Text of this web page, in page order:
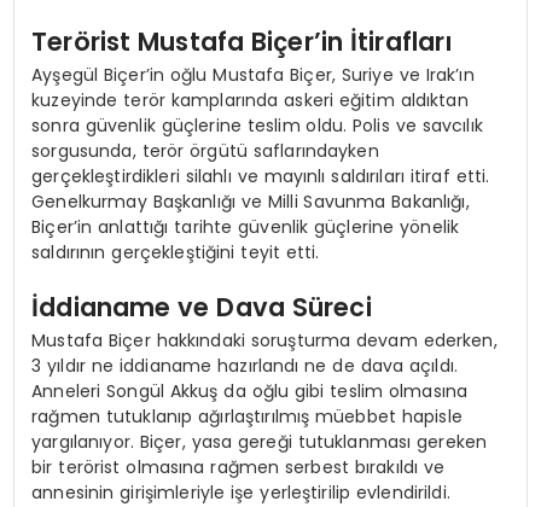
Terörist Mustafa Biçer’in İtirafları
Ayşegül Biçer’in oğlu Mustafa Biçer, Suriye ve Irak’ın
kuzeyinde terör kamplarında askeri eğitim aldıktan
sonra güvenlik güçlerine teslim oldu. Polis ve savcılık
sorgusunda, terör örgütü saflarındayken
gerçekleştirdikleri silahlı ve mayınlı saldırıları itiraf etti.
Genelkurmay Başkanlığı ve Milli Savunma Bakanlığı,
Biçer’in anlattığı tarihte güvenlik güçlerine yönelik
saldırının gerçekleştiğini teyit etti.
İddianame ve Dava Süreci
Mustafa Biçer hakkındaki soruşturma devam ederken,
3 yıldır ne iddianame hazırlandı ne de dava açıldı.
Anneleri Songül Akkuş da oğlu gibi teslim olmasına
rağmen tutuklanıp ağırlaştırılmış müebbet hapisle
yargılanıyor. Biçer, yasa gereği tutuklanması gereken
bir terörist olmasına rağmen serbest bırakıldı ve
annesinin girişimleriyle işe yerleştirilip evlendirildi.